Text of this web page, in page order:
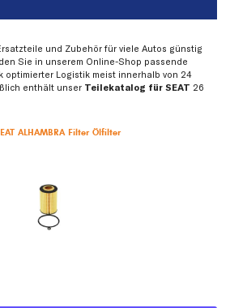
und Zubehör für viele Autos günstig
Sie in unserem Online-Shop passende
optimierter Logistik meist innerhalb von 24
enthält unser Teilekatalog für SEAT 26
ALHAMBRA Filter Ölfilter